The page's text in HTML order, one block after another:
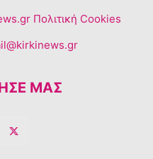
Πολιτική Cookies
ΜΑΣ